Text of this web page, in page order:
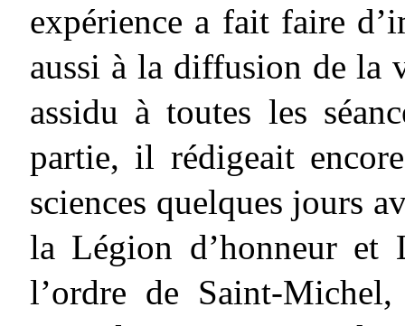
expérience a fait faire
aussi à la diffusion de la
assidu à toutes les
partie, il rédigeait
sciences quelques jours
la Légion d’honneur
l’ordre de Saint-